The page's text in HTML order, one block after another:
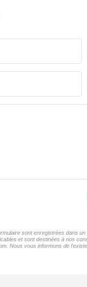
sont enregistrées dans
et sont destinées à nos
Nous vous informons de